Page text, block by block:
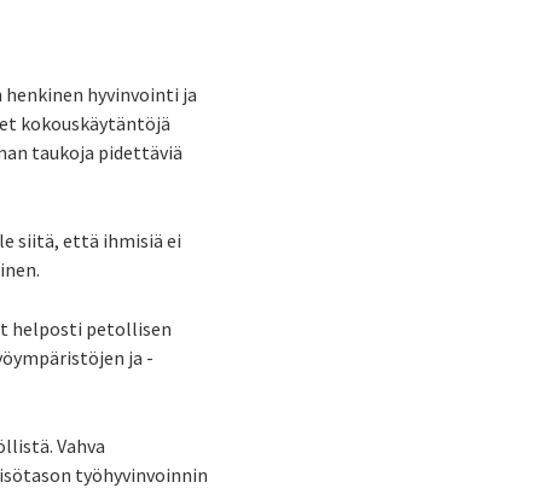
hyvinvointi ja
kokouskäytäntöjä
taukoja pidettäviä
siitä, että ihmisiä ei
helposti petollisen
ja -
Vahva
työhyvinvoinnin